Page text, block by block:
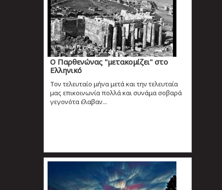
Ο Παρθενώνας "μετακομίζει" στο
Ελληνικό
Τον τελευταίο μήνα μετά και την τελευταία
μας επικοινωνία πολλά και συνάμα σοβαρά
γεγονότα έλαβαν...